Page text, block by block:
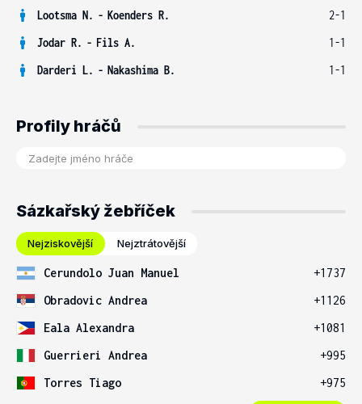
Lootsma N. - Koenders R.
2-1
Jodar R. - Fils A.
1-1
Darderi L. - Nakashima B. 1-1
Profily hráčů
Sázkařský žebříček
Nejziskovější Nejztrátovější
Cerundolo Juan Manuel
+1737
Obradovic Andrea
+1126
Eala Alexandra
+1081
Guerrieri Andrea
+995
Torres Tiago
+975